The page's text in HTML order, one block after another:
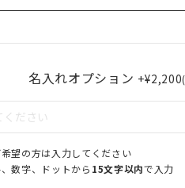
名入れオプション +¥2,200
望の方は入力してください
数字、ドットから 15文字以内で入力